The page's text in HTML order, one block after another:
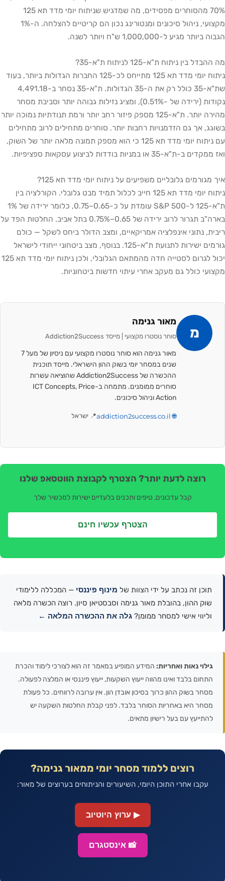
70% מהסוחרים מפסידים, מה שמדגיש שניתוח יומי מדד תא 125
מקצועי, ניהול סיכונים ומנטורינג נכון הם קריטיים להצלחה. ה-1%
הגבוה ביותר מגיע ל-1,000,000 ש"ח ויותר לשנה.
מה ההבדל בין ניתוח ת"א-125 לניתוח ת"א-35?
ניתוח יומי מדד תא 125 מתייחס לכ-125 החברות הגדולות ביותר, בעוד
שת"א-35 כולל רק את ה-35 הגדולות. ת"א-35 נסחר ב-4,491.18
נקודות (ירידה של -0.51%), ומציג נזילות גבוהה יותר וסביבת מסחר
מהירה יותר. ת"א-125 מספק פיזור רחב יותר ורמת תנודתיות נמוכה יותר
בשוגג, אך גם הזדמנויות רחבות יותר. סוחרים מתחילים לרוב מתחילים
עם ניתוח יומי מדד תא 125 כי הוא מספק תמונה מלאה יותר של השוק,
ואז ממקדים ב-ת"א-35 או במניות בודדות לביצוע עסקאות ספציפיות.
איך מגורמים גלובליים משפיעים על ניתוח יומי מדד תא 125?
ניתוח יומי מדד תא 125 חייב לכלול תמיד מבט גלובלי. הקורלציה בין
ת"א-125 ל-S&P 500 עומדת על כ-0.65–0.75, כלומר ירידה של 1%
בארה"ב תגרור לרוב ירידה של 0.65–0.75% בתל אביב. החלטות הפד על
ריבית, נתוני אינפלציה אמריקאיים, ומצב הדולר ביחס לשקל — כולם
גורמים ישירות לתנועת ת"א-125. בנוסף, מצב ביטחוני ייחודי לישראל
יכול לגרום לסטייה חדה מהמתאם הגלובלי, ולכן ניתוח יומי מדד תא 125
מקצועי כולל גם מעקב אחרי עיתוי חדשות ביטחוניות.
מ
מאור גנימה
סוחר נוסטרו מקצועי | מייסד Addiction2Success
מאור גנימה הוא סוחר נוסטרו מקצועי עם ניסיון של מעל 7
שנים במסחר יומי בשוק ההון הישראלי. מייסד תוכנית
ההכשרה של Addiction2Success שהוציאה עשרות
סוחרים ממומנים. מתמחה ב-ICT Concepts, Price
Action וניהול סיכונים.
🌐 addiction2success.co.il 📍 ישראל
רוצה לדעת יותר? הצטרף לקבוצת הווטסאפ שלנו
קבל עדכונים, טיפים ותכנים בלעדיים ישירות למכשיר שלך
הצטרף עכשיו חינם
תוכן זה נכתב על ידי הצוות של מינוף פיננסי — המכללה ללימודי
שוק ההון, בהובלת מאור גנימה וסבסטיאן סיון. רוצה הכשרה מלאה
וליווי אישי למסחר ממומן? גלה את ההכשרה המלאה ←
גילוי נאות ואחריות: המידע המופיע במאמר זה הוא לצורכי לימוד והכרת
התחום בלבד ואינו מהווה ייעוץ השקעות, ייעוץ פיננסי או המלצה לפעולה.
מסחר בשוק ההון כרוך בסיכון אובדן הון. אין ערובה לרווחים. כל פעולת
מסחר היא באחריות הסוחר בלבד. לפני קבלת החלטות השקעה יש
להתייעץ עם בעל רישיון מתאים.
רוצים ללמוד מסחר יומי ממאור גנימה?
עקבו אחרי התוכן היומי, השיעורים והניתוחים בערוצים של מאור:
▶ ערוץ היוטיוב
📸 אינסטגרם